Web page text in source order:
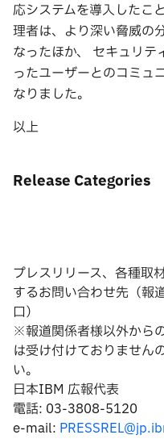
応システムを導入したこ
理者は、より深い脅威の
なったほか、 セキュリ
ったユーザーとのコミュ
なりました。
以上
Release Categories
プレスリリース、各種取
するお問い合わせ先（報
口）
※報道関係者様以外から
は受け付けておりません
い。
日本IBM 広報代表
電話: 03-3808-5120
e-mail: